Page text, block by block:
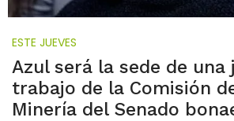
ESTE JUEVES
Azul será la sede de una
trabajo de la Comisión
Minería del Senado